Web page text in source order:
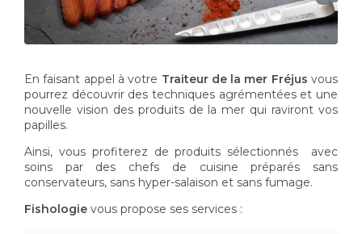
En faisant appel à votre Traiteur de la mer Fréjus vous
pourrez découvrir des techniques agrémentées et une
nouvelle vision des produits de la mer qui raviront vos
papilles.
Ainsi, vous profiterez de produits sélectionnés avec
soins par des chefs de cuisine préparés sans
conservateurs, sans hyper-salaison et sans fumage.
Fishologie vous propose ses services :